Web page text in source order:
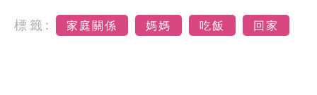
標籤: 家庭關係 媽媽 吃飯 回家